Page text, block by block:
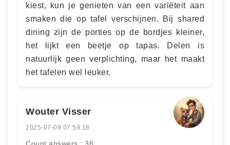
kiest, kun je genieten van een variëteit aan
smaken die op tafel verschijnen. Bij shared
dining zijn de porties op de bordjes kleiner,
het lijkt een beetje op tapas. Delen is
natuurlijk geen verplichting, maar het maakt
het tafelen wel leuker.
Wouter Visser
2025-07-09 07:59:18